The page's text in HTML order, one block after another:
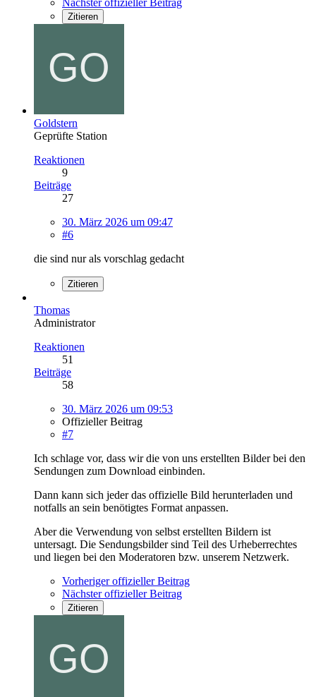
Zitieren
Goldstern
Geprüfte Station
Reaktionen
9
Beiträge
27
30. März 2026 um 09:47
#6
die sind nur als vorschlag gedacht
Zitieren
Thomas
Administrator
Reaktionen
51
Beiträge
58
30. März 2026 um 09:53
Offizieller Beitrag
#7
Ich schlage vor, dass wir die von uns erstellten Bilder bei den
Sendungen zum Download einbinden.
Dann kann sich jeder das offizielle Bild herunterladen und
notfalls an sein benötigtes Format anpassen.
Aber die Verwendung von selbst erstellten Bildern ist
untersagt. Die Sendungsbilder sind Teil des Urheberrechtes
und liegen bei den Moderatoren bzw. unserem Netzwerk.
Vorheriger offizieller Beitrag
Nächster offizieller Beitrag
Zitieren